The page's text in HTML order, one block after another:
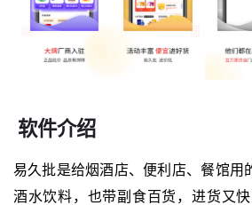
软件介绍
易久批是给烟酒店、便利店、餐馆用
酒水饮料，也带副食百货，进货又